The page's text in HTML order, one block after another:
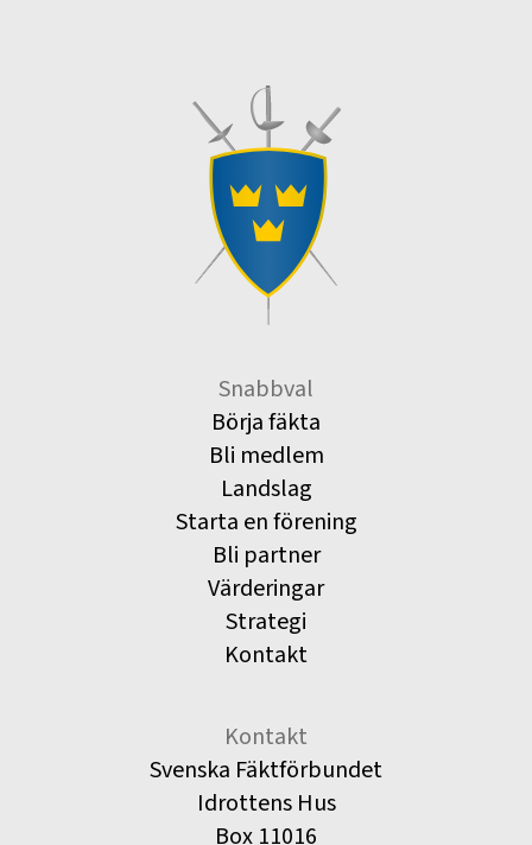
Snabbval
Börja fäkta
Bli medlem
Landslag
Starta en förening
Bli partner
Värderingar
Strategi
Kontakt
Kontakt
Svenska Fäktförbundet
Idrottens Hus
Box 11016